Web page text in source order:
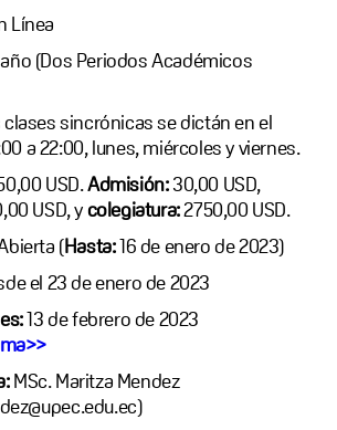
Línea
(Dos Periodos Académicos
sincrónicas se dictán en el
a 22:00, lunes, miércoles y viernes.
USD.Admisión:30,00 USD,
USD, ycolegiatura:2750,00 USD.
(Hasta:16 de enero de 2023)
el 23 de enero de 2023
13 de febrero de 2023
MSc. Maritza Mendez